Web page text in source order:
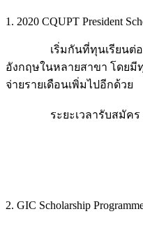
1. 2020 CQUPT President
เริ่มกันที่ทุนเรียนต่อระดับ
อังกฤษในหลายสาขา โดยมี
จ่ายรายเดือนเพิ่มไปอีกด้วย
ระยะเวลารับสมัคร : ตั้
2. GIC Scholarship